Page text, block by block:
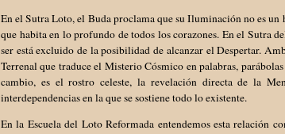
En el Sutra Loto, el Buda proclama que su Iluminación no es
que habita en lo profundo de todos los corazones. En el Sutra
ser está excluido de la posibilidad de alcanzar el Despertar.
Terrenal que traduce el Misterio Cósmico en palabras,
cambio, es el rostro celeste, la revelación directa de la
interdependencias en la que se sostiene todo lo existente.
En la Escuela del Loto Reformada entendemos esta relación